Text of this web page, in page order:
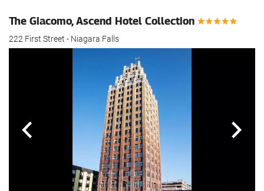
The Giacomo, Ascend Hotel Collection
222 First Street - Niagara Falls
Anterior